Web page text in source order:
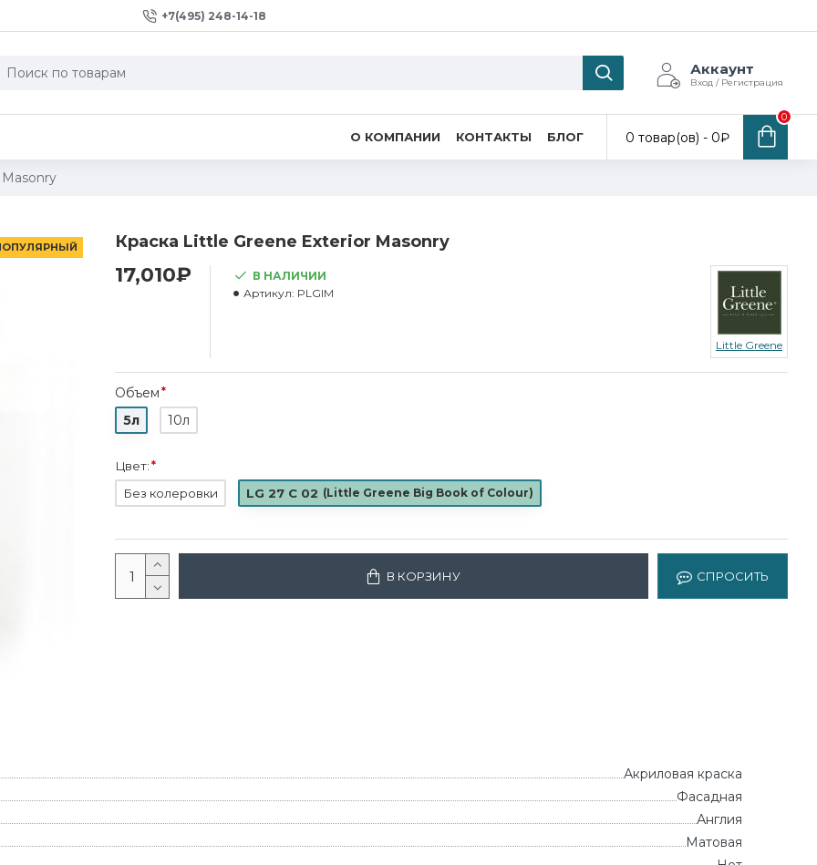
+7(495) 248-14-18
Аккаунт
Вход / Регистрация
О КОМПАНИИ КОНТАКТЫ БЛОГ 0 товар(ов) - 0₽
0
Краска Little Greene Exterior Masonry
17,010₽
В НАЛИЧИИ
Артикул: PLGIM
Little Greene
Объем
5л
10л
Цвет:
Без колеровки
LG 27 C 02 (Little Greene Big Book of Colour)
В КОРЗИНУ СПРОСИТЬ
Акриловая краска
Фасадная
Англия
Матовая